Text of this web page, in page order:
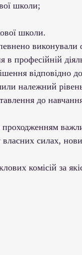
школи;
школи.
в професійній
відповідно
належний
до
силах,
комісій за